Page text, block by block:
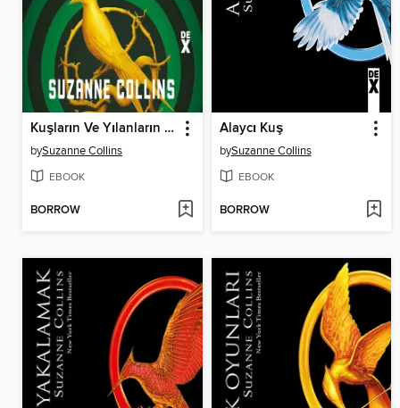
Kuşların Ve Yılanların Şarkısı
bySuzanne Collins
EBOOK
BORROW
Alaycı Kuş
bySuzanne Collins
EBOOK
BORROW